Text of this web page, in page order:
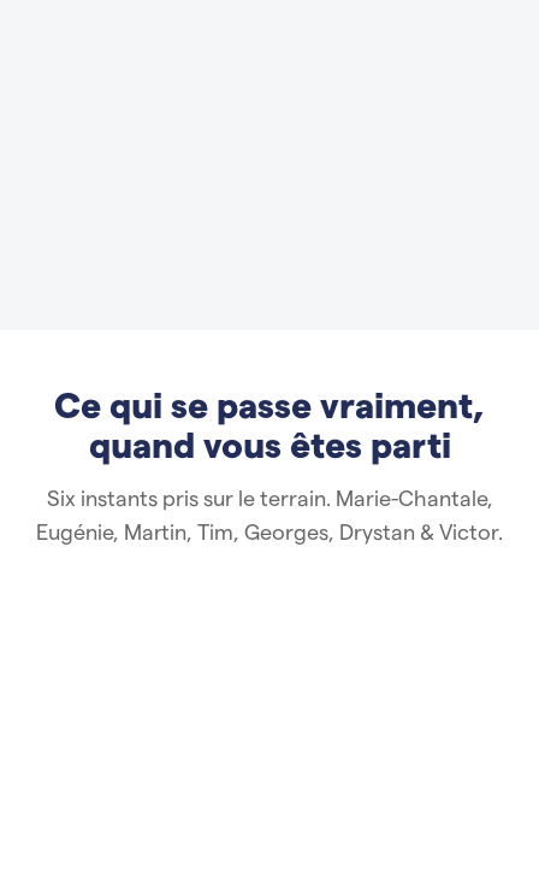
Ce qui se passe vraiment,
quand vous êtes parti
Six instants pris sur le terrain. Marie-Chantale,
Eugénie, Martin, Tim, Georges, Drystan & Victor.